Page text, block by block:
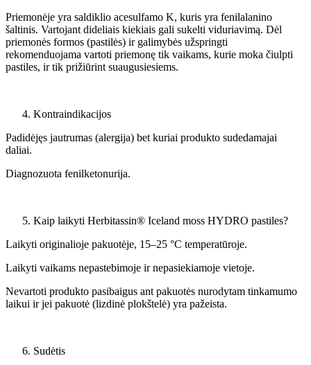
Priemonėje yra saldiklio acesulfamo K, kuris yra fenilalanino
šaltinis. Vartojant dideliais kiekiais gali sukelti viduriavimą. Dėl
priemonės formos (pastilės) ir galimybės užspringti
rekomenduojama vartoti priemonę tik vaikams, kurie moka čiulpti
pastiles, ir tik prižiūrint suaugusiesiems.
Kontraindikacijos
Padidėjęs jautrumas (alergija) bet kuriai produkto sudedamajai
daliai.
Diagnozuota fenilketonurija.
Kaip laikyti Herbitassin® Iceland moss HYDRO pastiles?
Laikyti originalioje pakuotėje, 15–25 °C temperatūroje.
Laikyti vaikams nepastebimoje ir nepasiekiamoje vietoje.
Nevartoti produkto pasibaigus ant pakuotės nurodytam tinkamumo
laikui ir jei pakuotė (lizdinė plokštelė) yra pažeista.
Sudėtis